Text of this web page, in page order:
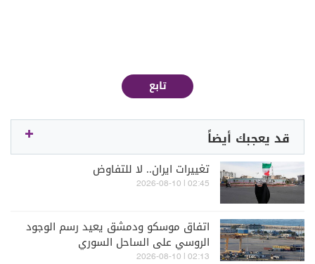
تابع
قد يعجبك أيضاً
تغييرات ايران.. لا للتفاوض
02:45 | 2026-08-10
اتفاق موسكو ودمشق يعيد رسم الوجود
الروسي على الساحل السوري
02:13 | 2026-08-10